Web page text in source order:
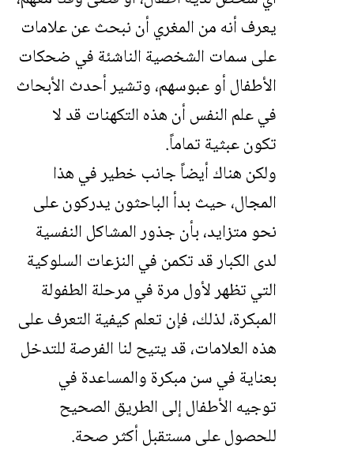
يعرف أنه من المغري أن نبحث عن علامات
على سمات الشخصية الناشئة في ضحكات
الأطفال أو عبوسهم، وتشير أحدث الأبحاث
في علم النفس أن هذه التكهنات قد لا
تكون عبثية تماماً.
ولكن هناك أيضاً جانب خطير في هذا
المجال، حيث بدأ الباحثون يدركون على
نحو متزايد، بأن جذور المشاكل النفسية
لدى الكبار قد تكمن في النزعات السلوكية
التي تظهر لأول مرة في مرحلة الطفولة
المبكرة، لذلك، فإن تعلم كيفية التعرف على
هذه العلامات، قد يتيح لنا الفرصة للتدخل
بعناية في سن مبكرة والمساعدة في
توجيه الأطفال إلى الطريق الصحيح
للحصول على مستقبل أكثر صحة.